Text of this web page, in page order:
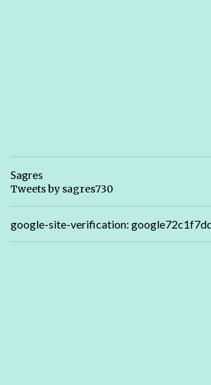
Sagres
Tweets by sagres730
google-site-verification: